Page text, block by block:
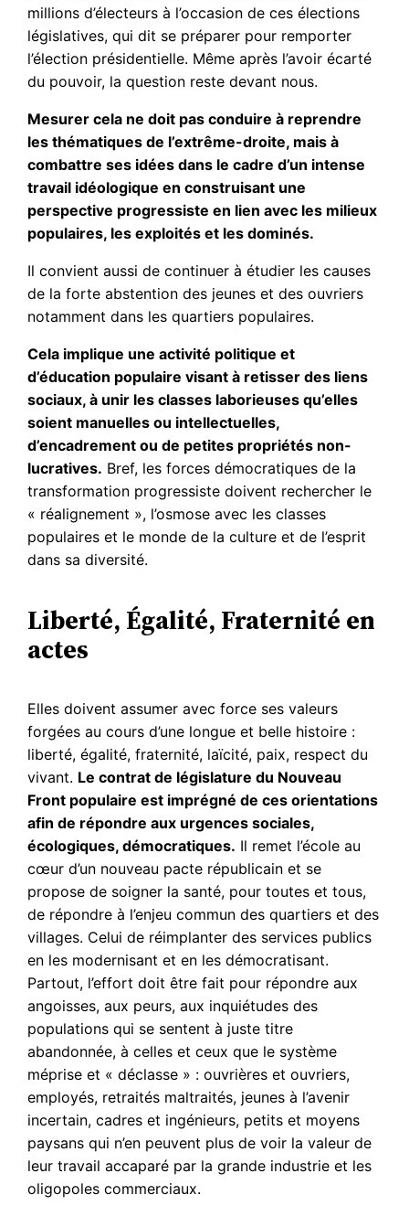
millions d’électeurs à l’occasion de ces élections
législatives, qui dit se préparer pour remporter
l’élection présidentielle. Même après l’avoir écarté
du pouvoir, la question reste devant nous.
Mesurer cela ne doit pas conduire à reprendre
les thématiques de l’extrême-droite, mais à
combattre ses idées dans le cadre d’un intense
travail idéologique en construisant une
perspective progressiste en lien avec les milieux
populaires, les exploités et les dominés.
Il convient aussi de continuer à étudier les causes
de la forte abstention des jeunes et des ouvriers
notamment dans les quartiers populaires.
Cela implique une activité politique et
d’éducation populaire visant à retisser des liens
sociaux, à unir les classes laborieuses qu’elles
soient manuelles ou intellectuelles,
d’encadrement ou de petites propriétés non-
lucratives. Bref, les forces démocratiques de la
transformation progressiste doivent rechercher le
« réalignement », l’osmose avec les classes
populaires et le monde de la culture et de l’esprit
dans sa diversité.
Liberté, Égalité, Fraternité en
actes
Elles doivent assumer avec force ses valeurs
forgées au cours d’une longue et belle histoire :
liberté, égalité, fraternité, laïcité, paix, respect du
vivant. Le contrat de législature du Nouveau
Front populaire est imprégné de ces orientations
afin de répondre aux urgences sociales,
écologiques, démocratiques. Il remet l’école au
cœur d’un nouveau pacte républicain et se
propose de soigner la santé, pour toutes et tous,
de répondre à l’enjeu commun des quartiers et des
villages. Celui de réimplanter des services publics
en les modernisant et en les démocratisant.
Partout, l’effort doit être fait pour répondre aux
angoisses, aux peurs, aux inquiétudes des
populations qui se sentent à juste titre
abandonnée, à celles et ceux que le système
méprise et « déclasse » : ouvrières et ouvriers,
employés, retraités maltraités, jeunes à l’avenir
incertain, cadres et ingénieurs, petits et moyens
paysans qui n’en peuvent plus de voir la valeur de
leur travail accaparé par la grande industrie et les
oligopoles commerciaux.